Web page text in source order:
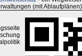
(mit Ablaufplänen)